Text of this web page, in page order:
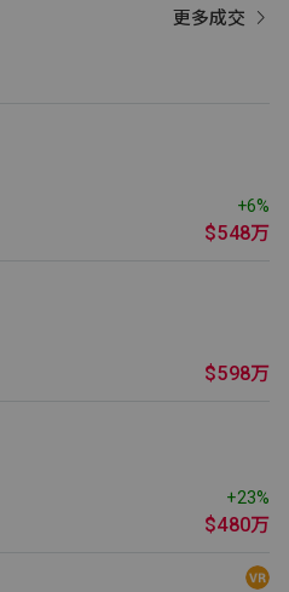
更多成交
+6%
$548万
$598万
+23%
$480万